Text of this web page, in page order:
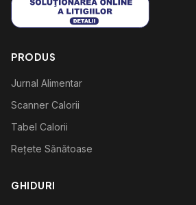
PRODUS
Jurnal Alimentar
Scanner Calorii
Tabel Calorii
Rețete Sănătoase
GHIDURI